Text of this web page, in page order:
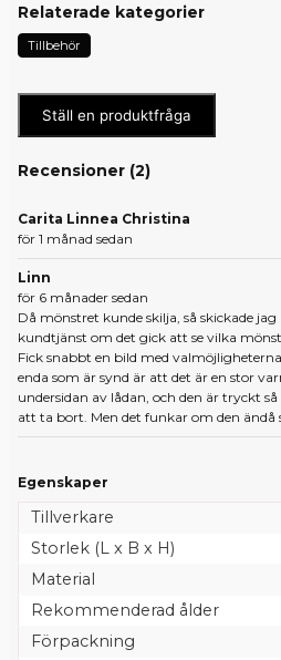
Relaterade kategorier
Tillbehör
Ställ en produktfråga
Recensioner (2)
Carita Linnea Christina
för 1 månad sedan
Linn
för 6 månader sedan
Då mönstret kunde skilja, så skickade jag
kundtjänst om det gick att se vilka
Fick snabbt en bild med
enda som är synd är att det är en stor
undersidan av lådan, och den är tryckt
att ta bort. Men det funkar om den ändå
Egenskaper
Tillverkare
Storlek (L x B x H)
Material
Rekommenderad ålder
Förpackning